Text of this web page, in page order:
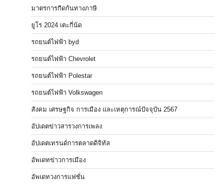
มาตรการกีดกันทางภาษี
ยูโร 2024 เตะกี่นัด
รถยนต์ไฟฟ้า byd
รถยนต์ไฟฟ้า Chevrolet
รถยนต์ไฟฟ้า Polestar
รถยนต์ไฟฟ้า Volkswagen
สังคม เศรษฐกิจ การเมือง และเหตุการณ์ปัจจุบัน 2567
อัปเดตข่าวสารวงการเพลง
อัปเดตเทรนด์การตลาดดิจิทัล
อัพเดทข่าวการเมือง
อัพเดทวงการแฟชั่น